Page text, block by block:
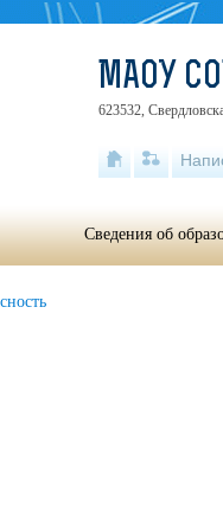
МАОУ
623532,
Сведения об